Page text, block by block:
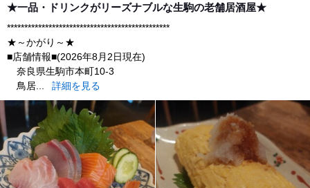
★一品・ドリンクがリーズナブルな生駒の老舗居酒屋★
***********************************************
★～かがり～★
■店舗情報■(2026年8月2日現在)
奈良県生駒市本町10-3
鳥居...
詳細を見る